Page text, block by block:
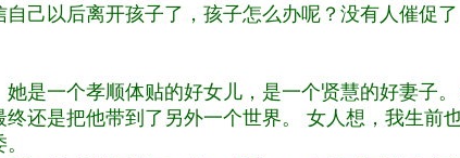
己以后离开孩子了，孩子怎么办呢？没有人催促
是一个孝顺体贴的好女儿，是一个贤慧的好妻子
还是把他带到了另外一个世界。 女人想，我生前